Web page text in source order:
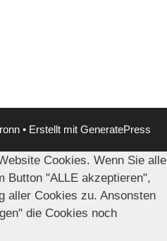
• Erstellt mit GeneratePress
Cookies. Wenn Sie alle
Button "ALLE akzeptieren",
aller Cookies zu. Ansonsten
die Cookies noch